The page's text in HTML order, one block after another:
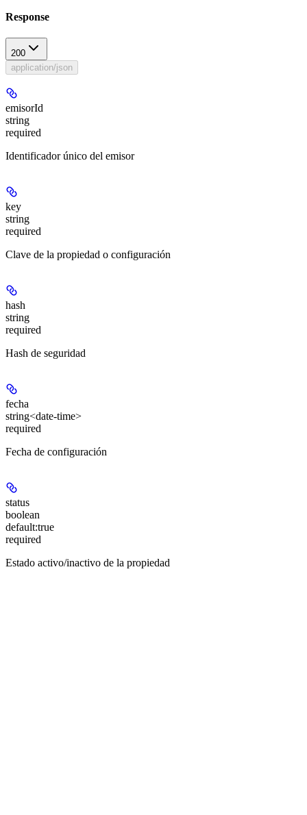
Response
200
application/json
emisorId
string
required
Identificador único del emisor
key
string
required
Clave de la propiedad o configuración
hash
string
required
Hash de seguridad
fecha
string<date-time>
required
Fecha de configuración
status
boolean
default:true
required
Estado activo/inactivo de la propiedad